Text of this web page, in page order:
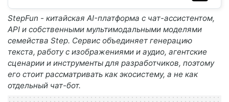
StepFun - китайская AI-платформа с чат-ассистентом,
API и собственными мультимодальными моделями
семейства Step. Сервис объединяет генерацию
текста, работу с изображениями и аудио, агентские
сценарии и инструменты для разработчиков, поэтому
его стоит рассматривать как экосистему, а не как
отдельный чат-бот.